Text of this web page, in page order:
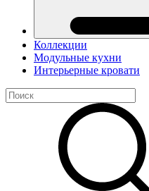
Коллекции
Модульные кухни
Интерьерные кровати